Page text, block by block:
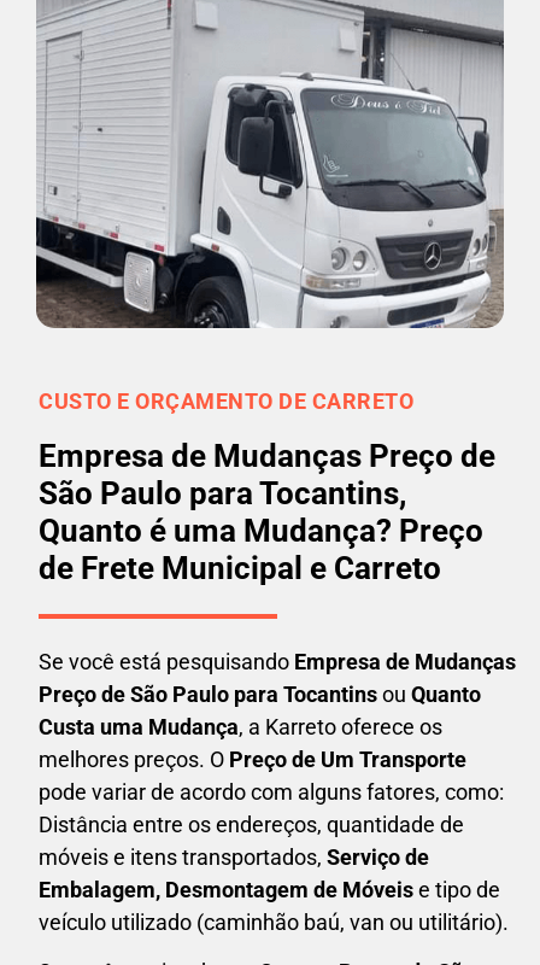
CUSTO E ORÇAMENTO DE CARRETO
Empresa de Mudanças Preço de
São Paulo para Tocantins,
Quanto é uma Mudança? Preço
de Frete Municipal e Carreto
Se você está pesquisando Empresa de Mudanças
Preço de São Paulo para Tocantinsou Quanto
Custa uma Mudança, a Karreto oferece os
melhores preços. O Preço de Um Transporte
pode variar de acordo com alguns fatores, como:
Distância entre os endereços, quantidade de
móveis e itens transportados, Serviço de
Embalagem, Desmontagem de Móveise tipo de
veículo utilizado (caminhão baú, van ou utilitário).